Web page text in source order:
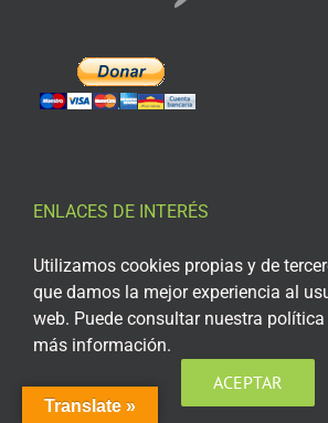
ENLACES DE INTERÉS
Aviso Legal
Política de privacidad
Política de privacidad Redes Sociales
Política de cookies
Translate »
Utilizamos cookies propias y de
que damos la mejor experiencia al
web. Puede consultar nuestra
más información.
ACEPTAR